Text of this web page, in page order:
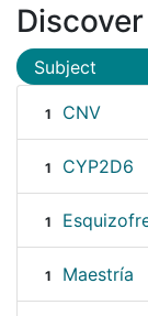
Discover
Subject
1 CNV
1 CYP2D6
1
1 Maestría